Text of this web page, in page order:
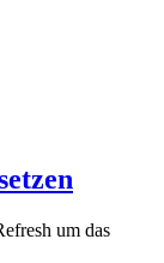
um das